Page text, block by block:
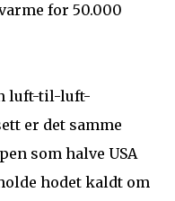
for 50.000
luft-til-luft-
er det samme
som halve USA
hodet kaldt om